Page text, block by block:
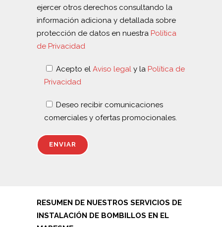
ejercer otros derechos consultando la
información adiciona y detallada sobre
protección de datos en nuestra Política
de Privacidad
Acepto el Aviso legal y la Política de
Privacidad
Deseo recibir comunicaciones
comerciales y ofertas promocionales.
RESUMEN DE NUESTROS SERVICIOS DE
INSTALACIÓN DE BOMBILLOS EN EL